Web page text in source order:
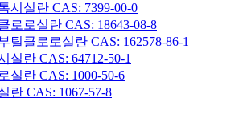
시실란 CAS: 7399-00-0
로로실란 CAS: 18643-08-8
틸클로로실란 CAS: 162578-86-1
실란 CAS: 64712-50-1
실란 CAS: 1000-50-6
란 CAS: 1067-57-8